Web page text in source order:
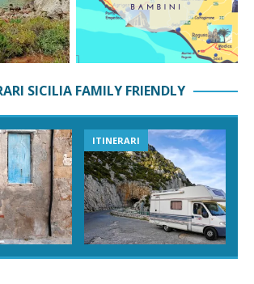
SICILIA FAMILY FRIENDLY
ITINERARI